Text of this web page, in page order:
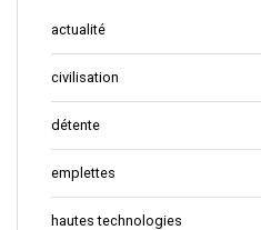
actualité
civilisation
détente
emplettes
hautes technologies